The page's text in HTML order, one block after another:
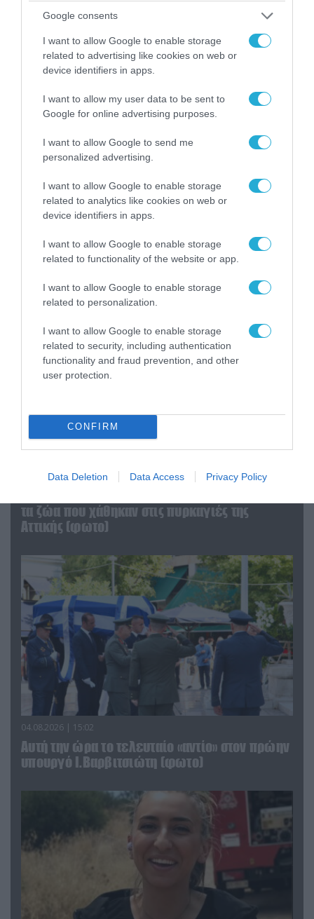
Google consents
I want to allow Google to enable storage
related to advertising like cookies on web or
device identifiers in apps.
I want to allow my user data to be sent to
Google for online advertising purposes.
I want to allow Google to send me
personalized advertising.
I want to allow Google to enable storage
related to analytics like cookies on web or
device identifiers in apps.
I want to allow Google to enable storage
related to functionality of the website or app.
I want to allow Google to enable storage
related to personalization.
I want to allow Google to enable storage
related to security, including authentication
functionality and fraud prevention, and other
user protection.
CONFIRM
Data Deletion Data Access Privacy Policy
ΠΟΛΙΤΙΚΗ
«Επιχείρηση ελεύθερα πεζοδρόμια» στην
Αθήνα: Απομακρύνθηκαν παράνομα
06.08.2026 | 09:03
τα ζώα που χάθηκαν στις πυρκαγιές της
Αττικής (φωτο)
04.08.2026 | 15:02
Αυτή την ώρα το τελευταίο «αντίο» στον πρώην
υπουργό Ι.Βαρβιτσιώτη (φωτο)